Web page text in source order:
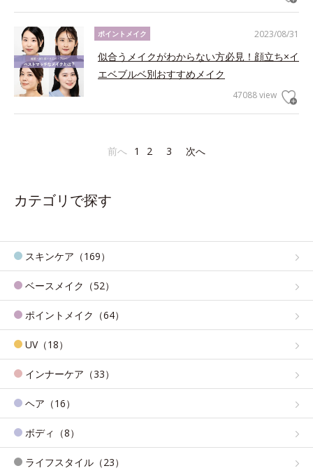
2023/08/31
ポイントメイク
似合うメイクがわからない方必見！顔立ち×イ
エベブルベ別おすすめメイク
47088 view
前へ 1 2 3 次へ
カテゴリで探す
スキンケア（169）
ベースメイク（52）
ポイントメイク（64）
UV（18）
インナーケア（33）
ヘア（16）
ボディ（8）
ライフスタイル（23）